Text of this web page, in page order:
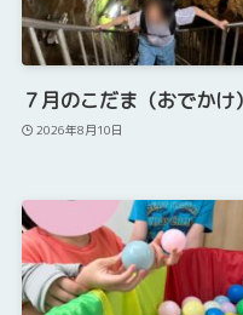
７月のこだま（おでかけ）
2026年8月10日